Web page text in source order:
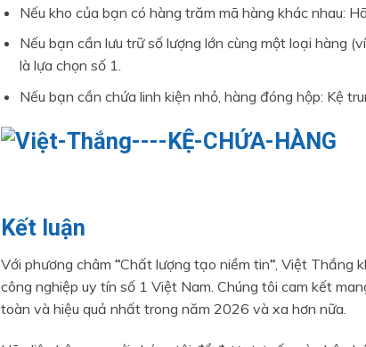
Nếu kho của bạn có hàng trăm mã hàng khác nhau:
Nếu bạn cần lưu trữ số lượng lớn cùng một loại hàng
là lựa chọn số 1.
Nếu bạn cần chứa linh kiện nhỏ, hàng đóng hộp: Kệ
Kết luận
Với phương châm “Chất lượng tạo niềm tin“, Việt Thắng
công nghiệp uy tín số 1 Việt Nam. Chúng tôi cam kết
toàn và hiệu quả nhất trong năm 2026 và xa hơn nữa.